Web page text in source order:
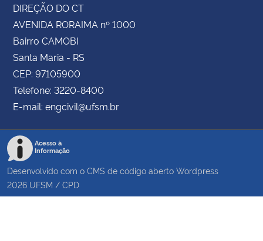
DIREÇÃO DO CT
AVENIDA RORAIMA nº 1000
Bairro CAMOBI
Santa Maria - RS
CEP: 97105900
Telefone: 3220-8400
E-mail: engcivil@ufsm.br
Acesso à
Informação
Desenvolvido com o CMS de código aberto Wordpress
2026 UFSM / CPD